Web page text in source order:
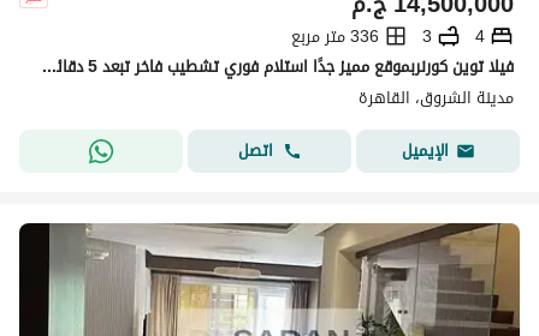
4
3
336 متر مربع
فيلا توين كورنربموقع مميز جدًا استلام فوري تشطيب فاخر تبعد 5 دقائق عن نادي هليوبوليس في الشروق 1
مدينة الشروق، القاهرة
الإيميل
اتصل